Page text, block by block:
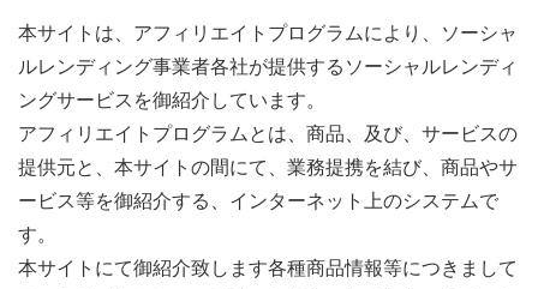
本サイトは、アフィリエイトプログラムにより、ソーシャ
ルレンディング事業者各社が提供するソーシャルレンディ
ングサービスを御紹介しています。
アフィリエイトプログラムとは、商品、及び、サービスの
提供元と、本サイトの間にて、業務提携を結び、商品やサ
ービス等を御紹介する、インターネット上のシステムで
す。
本サイトにて御紹介致します各種商品情報等につきまして